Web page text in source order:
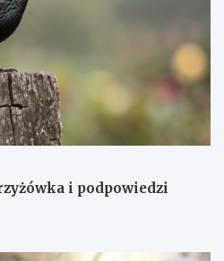
i podpowiedzi